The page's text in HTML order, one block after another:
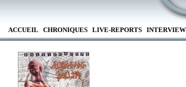
ACCUEIL CHRONIQUES LIVE-REPORTS